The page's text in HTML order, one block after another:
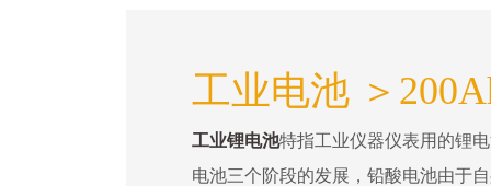
工业电池 ＞
工业锂电池特指工业仪器仪表用的锂
电池三个阶段的发展，铅酸电池由于